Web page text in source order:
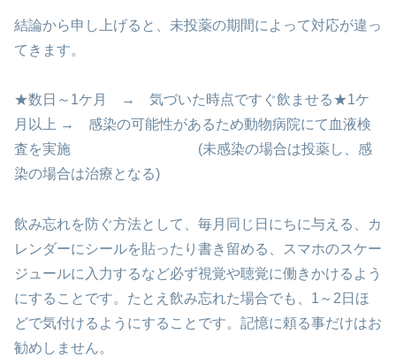
結論から申し上げると、未投薬の期間によって対応が違っ
てきます。
★数日～1ケ月 → 気づいた時点ですぐ飲ませる★1ケ
月以上 → 感染の可能性があるため動物病院にて血液検
査を実施 (未感染の場合は投薬し、感
染の場合は治療となる)
飲み忘れを防ぐ方法として、毎月同じ日にちに与える、カ
レンダーに シールを貼ったり書き留める、スマホのスケー
ジュールに入力するなど必ず視覚や聴覚に働きかけるよう
にすることです。 たとえ飲み忘れた場合でも、1～2日ほ
どで気付けるようにすることです。 記憶に頼る事だけはお
勧めしません。